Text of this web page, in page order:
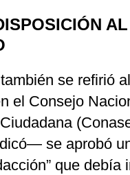
AL
se refirió
el Consejo
se aprobó
que debía